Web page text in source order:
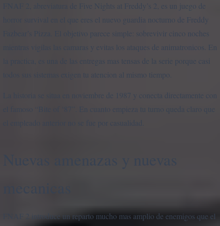
FNAF 2, abreviatura de Five Nights at Freddy’s 2, es un juego de
horror survival en el que eres el nuevo guardia nocturno de Freddy
Fazbear’s Pizza. El objetivo parece simple: sobrevivir cinco noches
mientras vigilas las camaras y evitas los ataques de animatronicos. En
la practica, es una de las entregas mas tensas de la serie porque casi
todos sus sistemas exigen tu atencion al mismo tiempo.
La historia se situa en noviembre de 1987 y conecta directamente con
el famoso “Bite of ‘87”. En cuanto empieza tu turno queda claro que
FNAF 2 introduce un reparto mucho mas amplio de enemigos que el